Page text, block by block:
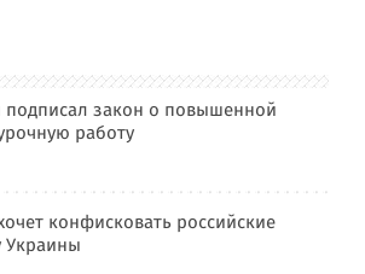
закон о повышенной
работу
конфисковать российские
Украины